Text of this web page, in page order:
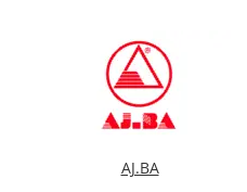
AJ.BA